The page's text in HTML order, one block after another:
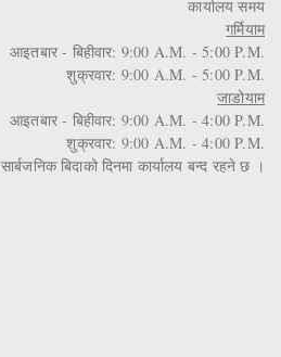
कार्यालय समय
गर्मियाम
आइतबार - बिहीवार: 9:00 A.M. - 5:00 P.M.
शुक्रवार: 9:00 A.M. - 5:00 P.M.
जाडोयाम
आइतबार - बिहीवार: 9:00 A.M. - 4:00 P.M.
शुक्रवार: 9:00 A.M. - 4:00 P.M.
सार्बजनिक बिदाको दिनमा कार्यालय बन्द रहने छ ।